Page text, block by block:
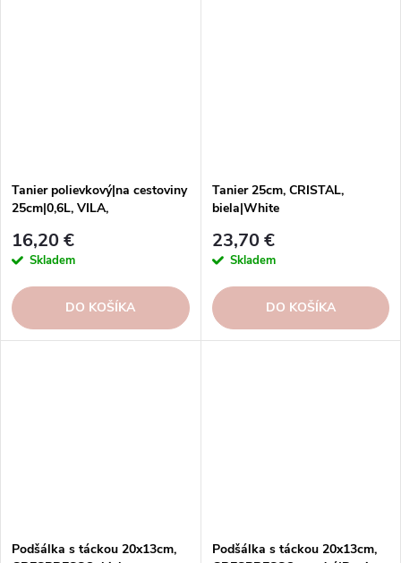
Tanier polievkový|na cestoviny
25cm|0,6L, VILA,
16,20 €
Skladem
DO KOŠÍKA
Tanier 25cm, CRISTAL,
biela|White
23,70 €
Skladem
DO KOŠÍKA
Podšálka s táckou 20x13cm,
Podšálka s táckou 20x13cm,